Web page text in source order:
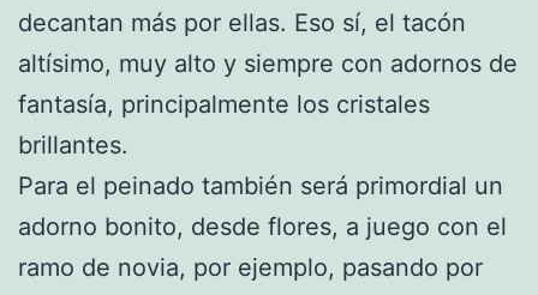
decantan más por ellas. Eso sí, el tacón
altísimo, muy alto y siempre con adornos de
fantasía, principalmente los cristales
brillantes.
Para el peinado también será primordial un
adorno bonito, desde flores, a juego con el
ramo de novia, por ejemplo, pasando por